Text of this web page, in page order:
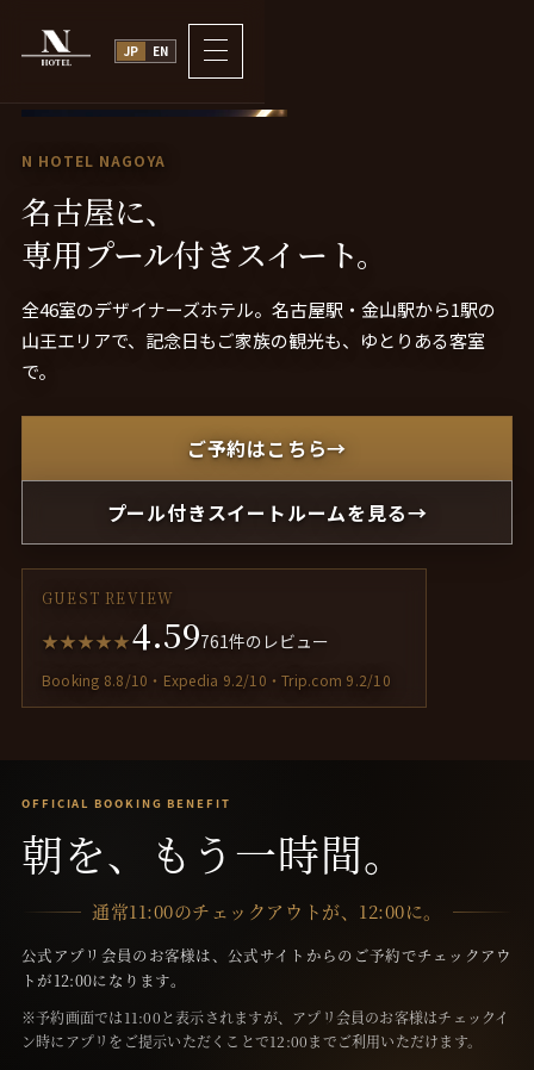
JP EN
N HOTEL NAGOYA
名古屋に、
専用プール付きスイー ト。
全46室のデザイナーズホテル。名古屋駅・金山駅から1駅の
山王エリアで、記念日もご家族の観光も、ゆとりある客室
で。
ご予約はこちら→
プール付きスイートルームを見る→
GUEST REVIEW
★★★★★4.59761件のレビュー
Booking 8.8/10・Expedia 9.2/10・Trip.com 9.2/10
OFFICIAL BOOKING BENEFIT
朝を、 もう 一時間。
通常11:00のチェックアウトが、12:00に。
公式アプリ会員のお客様は、公式サイトからのご予約でチェックアウ
トが12:00になります。
※予約画面では11:00と表示されますが、アプリ会員のお客様はチェックイ
ン時にアプリをご提示いただくことで12:00までご利用いただけます。